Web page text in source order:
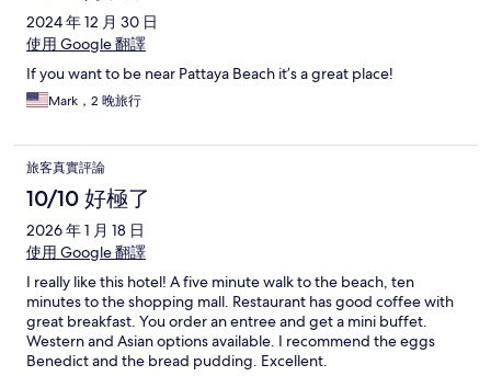
2024 年 12 月 30 日
使用 Google 翻譯
If you want to be near Pattaya Beach it’s a great place!
Mark，2 晚旅行
旅客真實評論
10/10 好極了
2026 年 1 月 18 日
使用 Google 翻譯
I really like this hotel! A five minute walk to the beach, ten
minutes to the shopping mall. Restaurant has good coffee with
great breakfast. You order an entree and get a mini buffet.
Western and Asian options available. I recommend the eggs
Benedict and the bread pudding. Excellent.